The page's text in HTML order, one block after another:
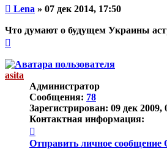
Непрочитанное
сообщение
Lena » 07 дек 2014, 17:50
Что думают о будущем Украины
началу
asita
Администратор
Сообщения: 78
Зарегистрирован: 09 дек 2009,
Контактная информация:
информация
пользователя
Отправить личное сообщение